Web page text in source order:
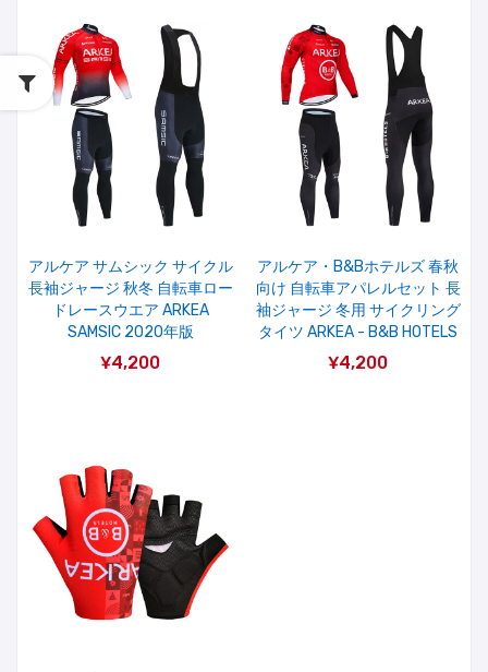
アルケア サムシック サイクル
長袖ジャージ 秋冬 自転車ロー
ドレースウエア ARKEA
SAMSIC 2020年版
¥4,200
アルケア・B&Bホテルズ 春秋
向け 自転車アパレルセット 長
袖ジャージ 冬用 サイクリング
タイツ ARKEA - B&B HOTELS
¥4,200